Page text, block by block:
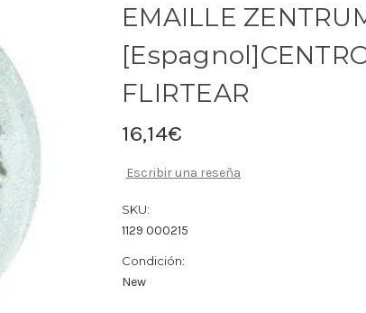
EMAILLE
FLIRTEAR
16,14€
Escribir una reseña
SKU:
1129 000215
Condición:
New